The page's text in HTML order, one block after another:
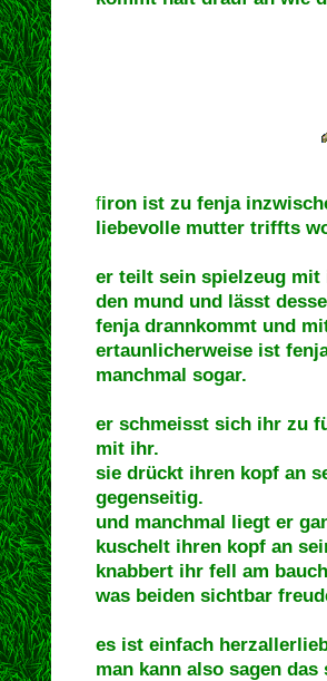
firon ist zu fenja
liebevolle mutter triffts
er teilt sein spielzeug
den mund und lässt
fenja drannkommt und
ertaunlicherweise ist
manchmal sogar.
er schmeisst sich ihr zu
mit ihr.
sie drückt ihren kopf an
gegenseitig.
und manchmal liegt er
kuschelt ihren kopf an
knabbert ihr fell am
was beiden sichtbar
es ist einfach
man kann also sagen